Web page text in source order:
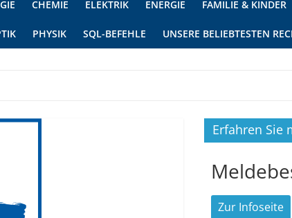
CHEMIE ELEKTRIK ENERGIE FAMILIE & KINDER
PHYSIK SQL-BEFEHLE UNSERE BELIEBTESTEN
Erfahren Sie
Zur Infoseite